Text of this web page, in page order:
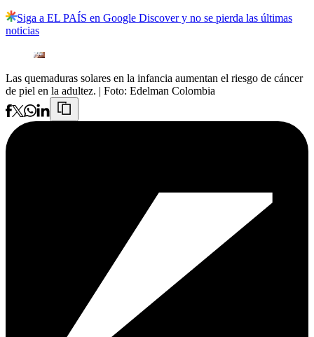
Siga a EL PAÍS en Google Discover y no se pierda las últimas
noticias
Las quemaduras solares en la infancia aumentan el riesgo de cáncer
de piel en la adultez. | Foto: Edelman Colombia